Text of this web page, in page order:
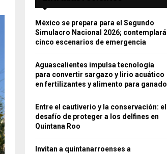
México se prepara para el Segundo
Simulacro Nacional 2026; contemplará
cinco escenarios de emergencia
Aguascalientes impulsa tecnología
para convertir sargazo y lirio acuático
en fertilizantes y alimento para ganado
Entre el cautiverio y la conservación: el
desafío de proteger a los delfines en
Quintana Roo
Invitan a quintanarroenses a